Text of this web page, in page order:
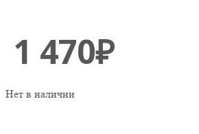
1 470₽
Нет в наличии